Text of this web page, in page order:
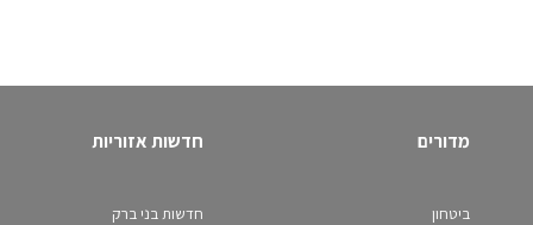
מדורים
ביטחון
חדשות אזוריות
חדשות בני ברק